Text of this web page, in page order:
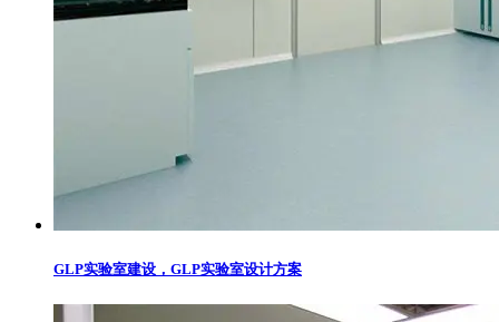
GLP实验室建设，GLP实验室设计方案